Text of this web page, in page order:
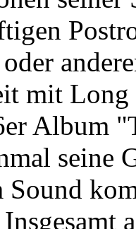
mit
Album
seine
Sound